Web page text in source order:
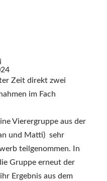
Zeit direkt zwei
im Fach
Vierergruppe aus der
und Matti) sehr
teilgenommen. In
Gruppe erneut der
Ergebnis aus dem